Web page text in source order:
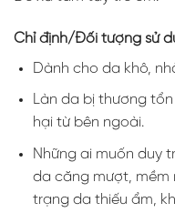
Chỉ định/Đối tượng sử
Dành cho da khô,
Làn da bị thương
hại từ bên ngoài.
Những ai muốn duy
da căng mượt, mềm
trạng da thiếu ẩm,